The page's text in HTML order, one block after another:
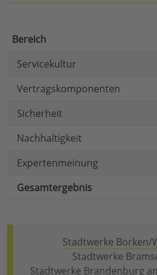
Bereich
Servicekultur
Vertragskomponenten
Sicherheit
Nachhaltigkeit
Expertenmeinung
Gesamtergebnis
Stadtwerke Borken/
Stadtwerke
Stadtwerke Brandenburg